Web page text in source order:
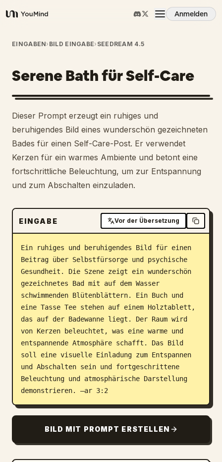
YouMind
Anmelden
Übersicht
Anwendungsfälle
Prompts
Preise
Blog
Updates
EINGABEN› BILD EINGABE› SEEDREAM 4.5
Serene Bath für Self-Care
Dieser Prompt erzeugt ein ruhiges und
beruhigendes Bild eines wunderschön gezeichneten
Bades für einen Self-Care-Post. Er verwendet
Kerzen für ein warmes Ambiente und betont eine
fortschrittliche Beleuchtung, um zur Entspannung
und zum Abschalten einzuladen.
EINGABE Vor der Übersetzung
Ein ruhiges und beruhigendes Bild für einen
Beitrag über Selbstfürsorge und psychische
Gesundheit. Die Szene zeigt ein wunderschön
gezeichnetes Bad mit auf dem Wasser
schwimmenden Blütenblättern. Ein Buch und
eine Tasse Tee stehen auf einem Holztablett,
das auf der Badewanne liegt. Der Raum wird
von Kerzen beleuchtet, was eine warme und
entspannende Atmosphäre schafft. Das Bild
soll eine visuelle Einladung zum Entspannen
und Abschalten sein und fortgeschrittene
Beleuchtung und atmosphärische Darstellung
demonstrieren. –ar 3:2
BILD MIT PROMPT ERSTELLEN